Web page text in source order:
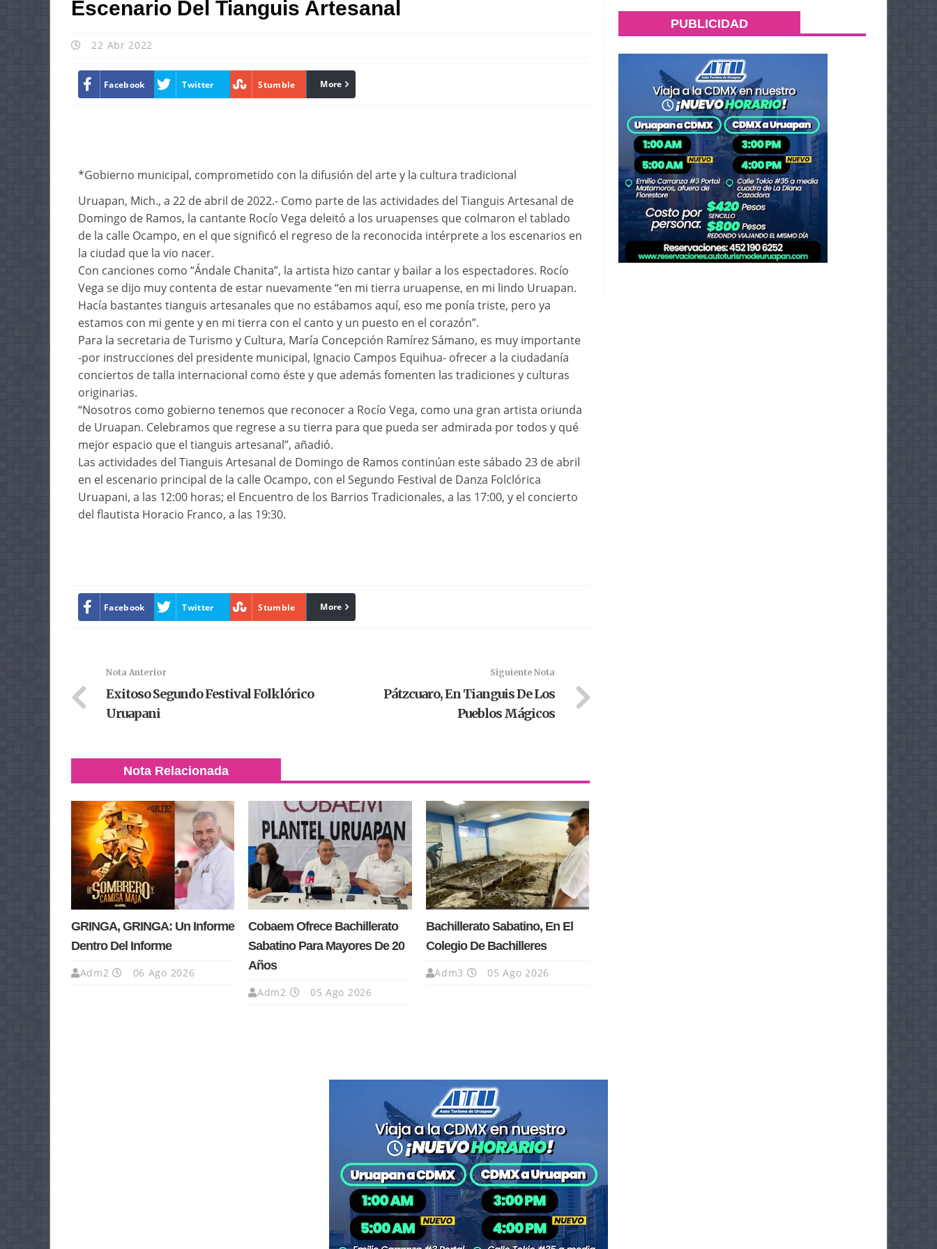
Escenario Del Tianguis Artesanal
22 Abr 2022
Facebook Twitter Stumble linkedin
More
*Gobierno municipal, comprometido con la difusión del arte y la cultura tradicional
Uruapan, Mich., a 22 de abril de 2022.- Como parte de las actividades del Tianguis Artesanal de
Domingo de Ramos, la cantante Rocío Vega deleitó a los uruapenses que colmaron el tablado
de la calle Ocampo, en el que significó el regreso de la reconocida intérprete a los escenarios en
la ciudad que la vio nacer.
Con canciones como “Ándale Chanita”, la artista hizo cantar y bailar a los espectadores. Rocío
Vega se dijo muy contenta de estar nuevamente “en mi tierra uruapense, en mi lindo Uruapan.
Hacía bastantes tianguis artesanales que no estábamos aquí, eso me ponía triste, pero ya
estamos con mi gente y en mi tierra con el canto y un puesto en el corazón”.
Para la secretaria de Turismo y Cultura, María Concepción Ramírez Sámano, es muy importante
-por instrucciones del presidente municipal, Ignacio Campos Equihua- ofrecer a la ciudadanía
conciertos de talla internacional como éste y que además fomenten las tradiciones y culturas
originarias.
“Nosotros como gobierno tenemos que reconocer a Rocío Vega, como una gran artista oriunda
de Uruapan. Celebramos que regrese a su tierra para que pueda ser admirada por todos y qué
mejor espacio que el tianguis artesanal”, añadió.
Las actividades del Tianguis Artesanal de Domingo de Ramos continúan este sábado 23 de abril
en el escenario principal de la calle Ocampo, con el Segundo Festival de Danza Folclórica
Uruapani, a las 12:00 horas; el Encuentro de los Barrios Tradicionales, a las 17:00, y el concierto
del flautista Horacio Franco, a las 19:30.
Facebook Twitter Stumble linkedin
More
Nota Anterior
Exitoso Segundo Festival Folklórico
Uruapani
Siguiente Nota
Pátzcuaro, En Tianguis De Los
Pueblos Mágicos
Nota Relacionada
GRINGA, GRINGA: Un Informe
Dentro Del Informe
Adm2 06 Ago 2026
Cobaem Ofrece Bachillerato
Sabatino Para Mayores De 20
Años
Adm2 05 Ago 2026
Bachillerato Sabatino, En El
Colegio De Bachilleres
Adm3 05 Ago 2026
PUBLICIDAD